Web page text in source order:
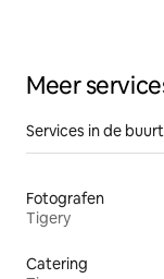
Meer
Services in de buurt
Fotografen
Tigery
Catering